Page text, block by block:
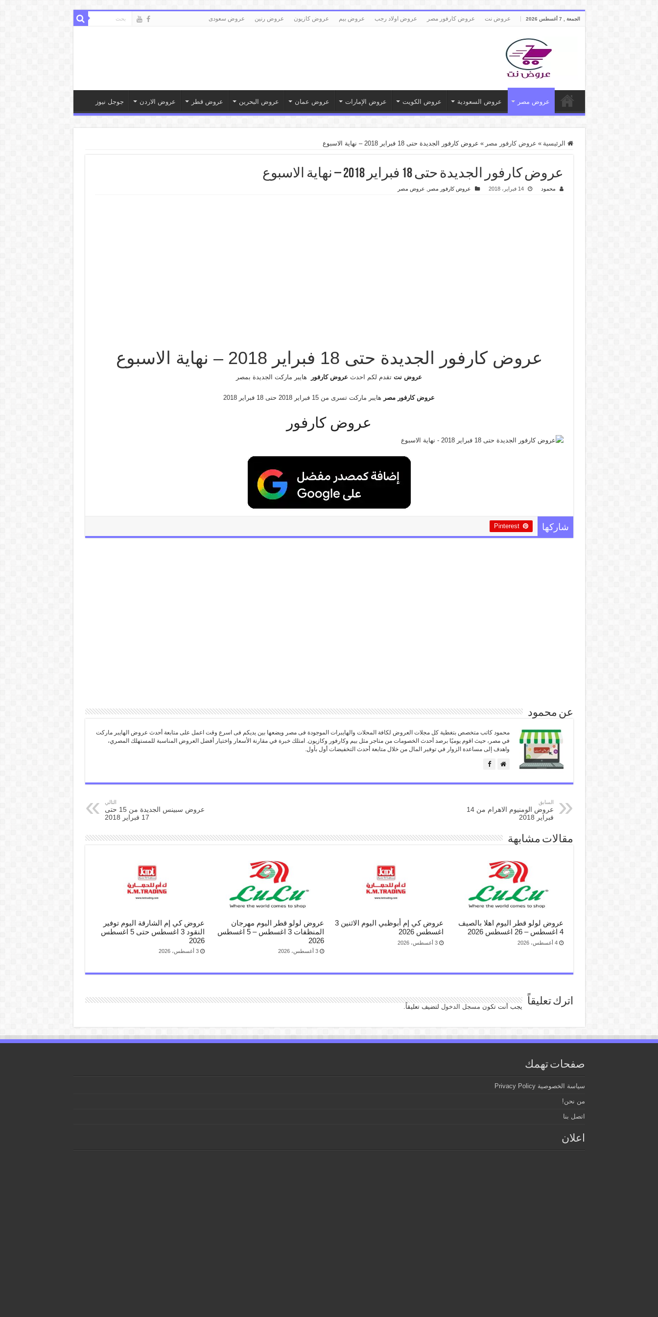
الجمعة , 7 أغسطس 2026 عروض نت عروض كارفور مصر عروض اولاد رجب عروض بيم عروض كازيون عروض رنين عروض سعودى
عروض مصر عروض السعودية عروض الكويت عروض الإمارات عروض عمان عروض البحرين عروض قطر عروض الاردن جوجل نيوز
الرئيسية » عروض كارفور مصر » عروض كارفور الجديدة حتى 18 فبراير 2018 – نهاية الاسبوع
عروض كارفور الجديدة حتى 18 فبراير 2018 – نهاية الاسبوع
محمود 14 فبراير، 2018 عروض كارفور مصر عروض مصر
عروض كارفور الجديدة حتى 18 فبراير 2018 – نهاية الاسبوع
عروض نت تقدم لكم احدث عروض كارفور هايبر ماركت الجديدة بمصر
عروض كارفور مصر هايبر ماركت تسرى من 15 فبراير 2018 حتى 18 فبراير 2018
عروض كارفور
شاركها Pinterest
عن محمود
محمود كاتب متخصص بتغطية كل مجلات العروض لكافة المحلات والهايبرات الموجودة فى مصر ويضعها بين يديكم فى اسرع وقت اعمل على متابعة أحدث عروض الهايبر ماركت
في مصر، حيث اقوم يوميًا برصد أحدث الخصومات من متاجر مثل بيم وكارفور وكازيون. امتلك خبرة في مقارنة الأسعار واختيار أفضل العروض المناسبة للمستهلك المصري،
واهدف إلى مساعدة الزوار في توفير المال من خلال متابعة أحدث التخفيضات أول بأول.
السابق
عروض الومنيوم الاهرام من 14
فبراير 2018
التالي
عروض سبينس الجديدة من 15 حتى
17 فبراير 2018
مقالات مشابهة
عروض لولو قطر اليوم اهلا بالصيف
4 اغسطس – 26 اغسطس 2026
4 أغسطس، 2026
عروض كي إم أبوظبي اليوم الاثنين 3
اغسطس 2026
3 أغسطس، 2026
عروض لولو قطر اليوم مهرجان
المنظفات 3 اغسطس – 5 اغسطس
2026
3 أغسطس، 2026
عروض كي إم الشارقة اليوم توفير
النقود 3 اغسطس حتى 5 اغسطس
2026
3 أغسطس، 2026
اترك تعليقاً يجب أنت تكون مسجل الدخول لتضيف تعليقاً.
صفحات تهمك
سياسة الخصوصية Privacy Policy
من نحن!
اتصل بنا
اعلان